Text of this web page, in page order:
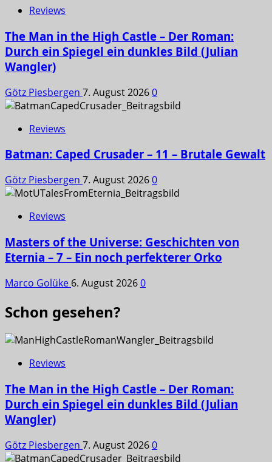
Reviews
The Man in the High Castle – Der Roman:
Durch ein Spiegel ein dunkles Bild (Julian
Wangler)
Götz Piesbergen 7. August 20260
Reviews
Batman: Caped Crusader – 11 – Brutale Gewalt
Götz Piesbergen 7. August 20260
Reviews
Masters of the Universe: Geschichten von
Eternia – 7 – Ein noch perfekterer Orko
Marco Golüke 6. August 20260
Schon gesehen?
Reviews
The Man in the High Castle – Der Roman:
Durch ein Spiegel ein dunkles Bild (Julian
Wangler)
Götz Piesbergen 7. August 20260